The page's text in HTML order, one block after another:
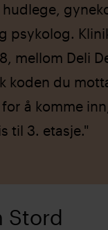
psykolog.
mellom Deli
koden du
å komme
til 3. etasje."
Stord